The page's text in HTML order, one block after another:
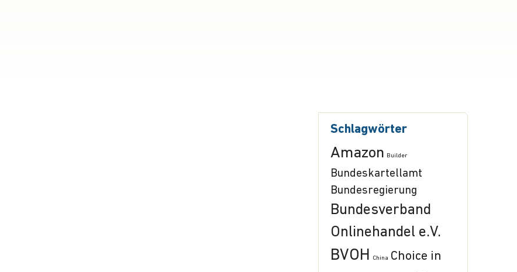
Schlagwörter
Amazon Builder
Bundeskartellamt
Bundesregierung
Bundesverband
Onlinehandel e.V.
BVOH China Choice in